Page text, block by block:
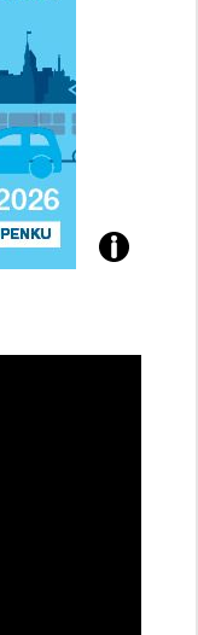
Přijďte